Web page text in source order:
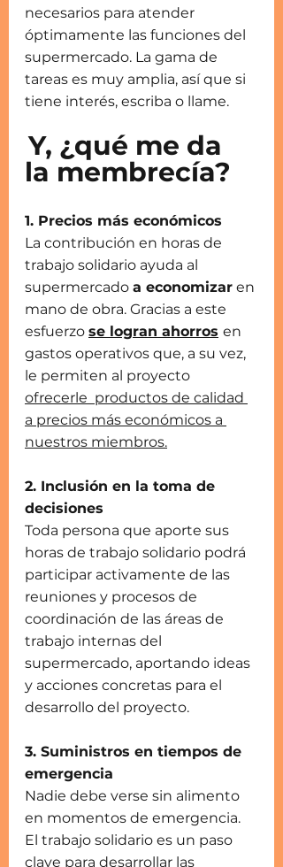
necesarios para atender
óptimamente las funciones del
supermercado. La gama de
tareas es muy amplia, así que si
tiene interés, escriba o llame.
Y, ¿qué me da
la membrecía?
1. Precios más económicos
La contribución en horas de
trabajo solidario ayuda al
supermercado a economizar en
mano de obra. Gracias a este
esfuerzo se logran ahorros en
gastos operativos que, a su vez,
le permiten al proyecto
ofrecerle  productos de calidad
a precios más económicos a
nuestros miembros.
2. Inclusión en la toma de
decisiones
Toda persona que aporte sus
horas de trabajo solidario podrá
participar activamente de las
reuniones y procesos de
coordinación de las áreas de
trabajo internas del
supermercado, aportando ideas
y acciones concretas para el
desarrollo del proyecto.
3. Suministros en tiempos de
emergencia
Nadie debe verse sin alimento
en momentos de emergencia.
El trabajo solidario es un paso
clave para desarrollar las